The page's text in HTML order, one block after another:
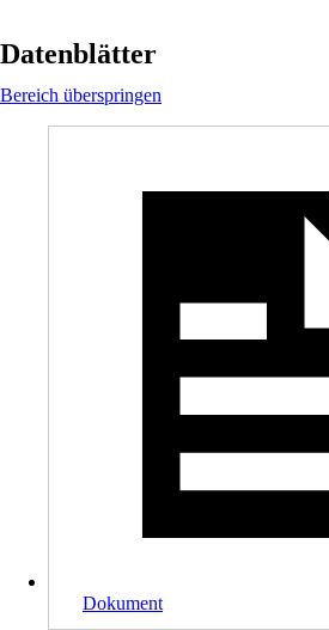
Datenblätter
Bereich überspringen
Dokument